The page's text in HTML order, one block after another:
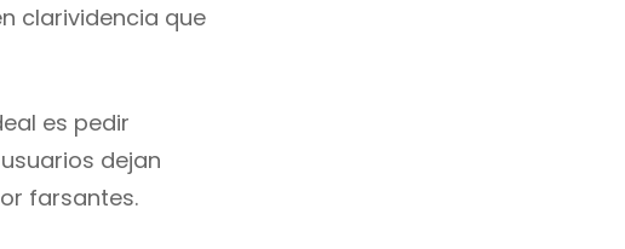
clarividencia que
es pedir
dejan
farsantes.